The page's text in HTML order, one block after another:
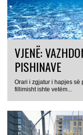
VJENË:
PISHINAVE
Orari i zgjatur i hapjes së
fillimisht ishte vetëm...